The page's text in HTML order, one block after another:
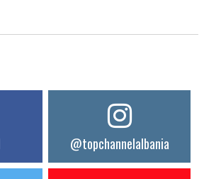
@topchannelalbania